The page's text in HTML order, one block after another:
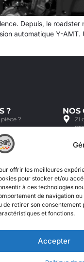
offrir les meilleures
pour stocker et/ou
à ces technologies
de navigation
de retirer son
et fonctions.
Accepter
Depuis, le roadster
automatique Y-AMT.
?
?
ami
NOS
ZI